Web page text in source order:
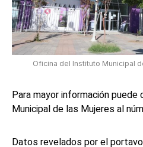
Oficina del Instituto Municipal
Para mayor información
Municipal de las Mujeres al
Datos revelados por el